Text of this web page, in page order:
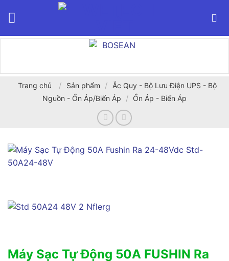
Trang chủ / Sản phẩm /
Ắc Quy - Bộ Lưu Điện UPS - Bộ
Nguồn - Ổn Áp/Biến Áp
/ Ổn Áp - Biến Áp
Máy Sạc Tự Động 50A FUSHIN Ra